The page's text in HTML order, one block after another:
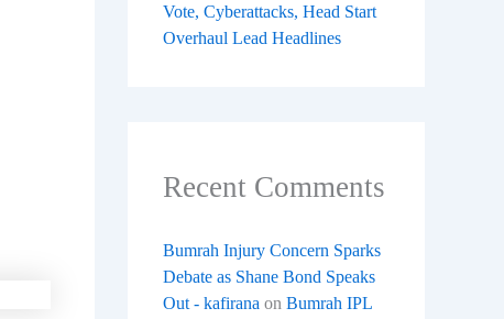
Vote, Cyberattacks, Head Start
Overhaul Lead Headlines
Recent Comments
Bumrah Injury Concern Sparks
Debate as Shane Bond Speaks
Out - kafirana on Bumrah IPL